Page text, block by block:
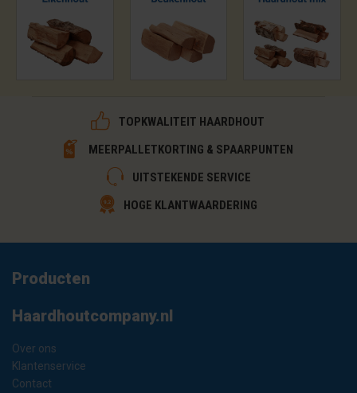
TOPKWALITEIT HAARDHOUT
MEERPALLETKORTING & SPAARPUNTEN
UITSTEKENDE SERVICE
HOGE KLANTWAARDERING
Producten
Haardhoutcompany.nl
Over ons
Klantenservice
Contact